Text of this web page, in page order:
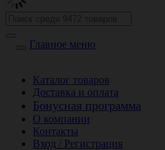
Главное меню
Каталог товаров
Доставка и оплата
Бонусная программа
О компании
Контакты
Вход / Регистрация